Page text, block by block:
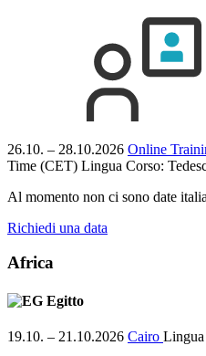
26.10. – 28.10.2026 Online
Time (CET) Lingua Corso:
Al momento non ci sono date
Richiedi una data
Africa
Egitto
19.10. – 21.10.2026 Cairo Lingua